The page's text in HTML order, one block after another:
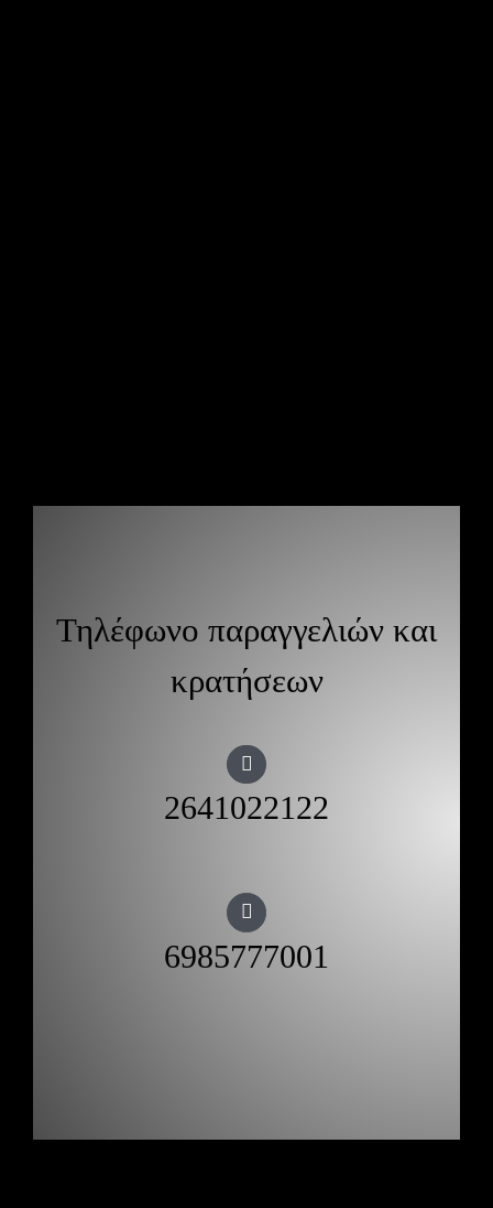
Τηλέφωνο παραγγελιών και
κρατήσεων
2641022122
6985777001